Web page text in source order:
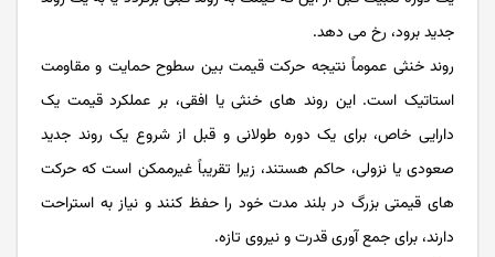
جدید برود، رخ می‌ دهد.
روند خنثی عموماً نتیجه حرکت قیمت بین سطوح حمایت و مقاومت
استاتیک است. این روند های خنثی یا افقی، بر عملکرد قیمت یک
دارایی خاص، برای یک دوره طولانی و قبل از شروع یک روند جدید
صعودی یا نزولی، حاکم هستند، زیرا تقریباً غیرممکن است که حرکت‌
های قیمتی بزرگ در بلند مدت خود را حفظ کنند و نیاز به استراحت
دارند، برای جمع آوری قدرت و نیروی تازه.